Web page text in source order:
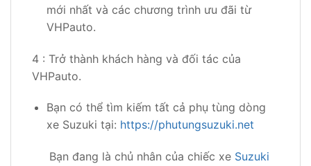
mới nhất và các chương trình ưu đãi từ
VHPauto.
4 : Trở thành khách hàng và đối tác của
VHPauto.
Bạn có thể tìm kiếm tất cả phụ tùng dòng
xe Suzuki tại: https://phutungsuzuki.net
Bạn đang là chủ nhân của chiếc xe Suzuki